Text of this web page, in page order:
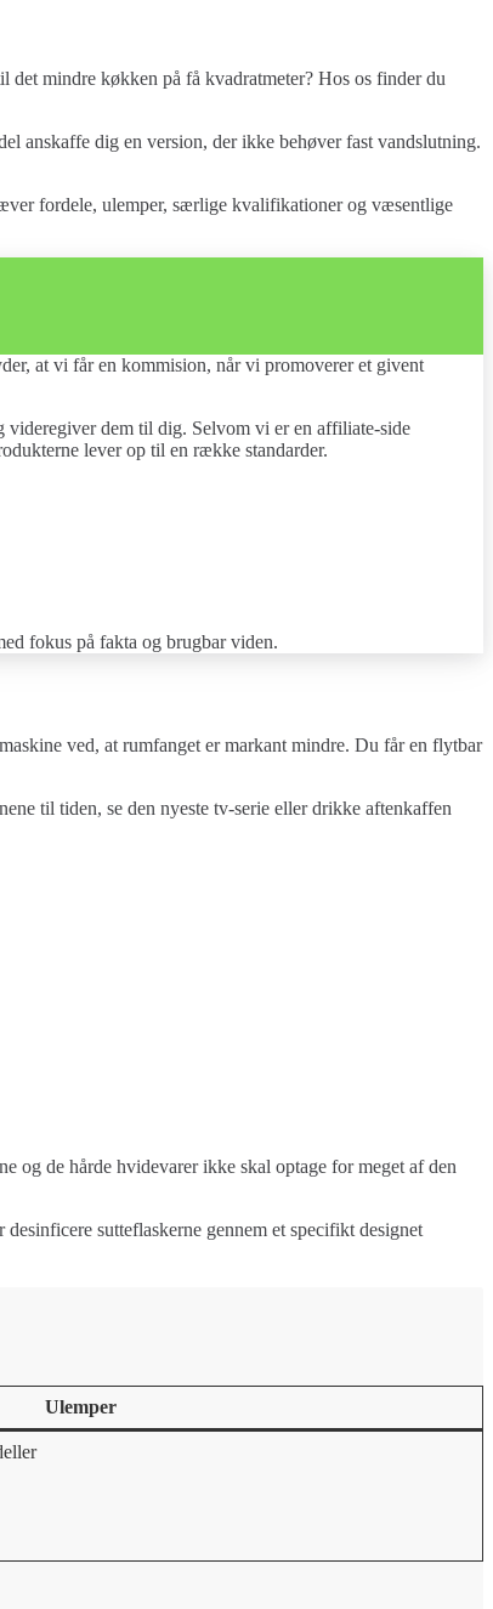
det mindre køkken på få kvadratmeter? Hos os finder du
anskaffe dig en version, der ikke behøver fast vandslutning.
fordele, ulemper, særlige kvalifikationer og væsentlige
at vi får en kommision, når vi promoverer et givent
videregiver dem til dig. Selvom vi er en affiliate-side
lever op til en række standarder.
fokus på fakta og brugbar viden.
ved, at rumfanget er markant mindre. Du får en flytbar
til tiden, se den nyeste tv-serie eller drikke aftenkaffen
og de hårde hvidevarer ikke skal optage for meget af den
sutteflaskerne gennem et specifikt designet
Ulemper